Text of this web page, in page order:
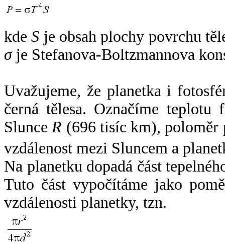
kdeS je obsah plochy povrchu
σje Stefanova-Boltzmannova
Uvažujeme, že planetka i
černá tělesa. Označíme
SlunceR (696 tisíc km),
vzdálenost mezi Sluncem a
Na planetku dopadá část
Tuto část vypočítáme jako
vzdálenosti planetky, tzn.